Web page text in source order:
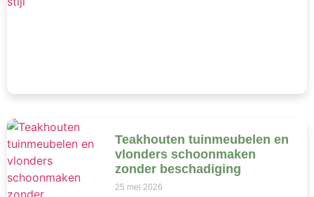
Teakhouten tuinmeubelen en
vlonders schoonmaken
zonder beschadiging
25 mei 2026